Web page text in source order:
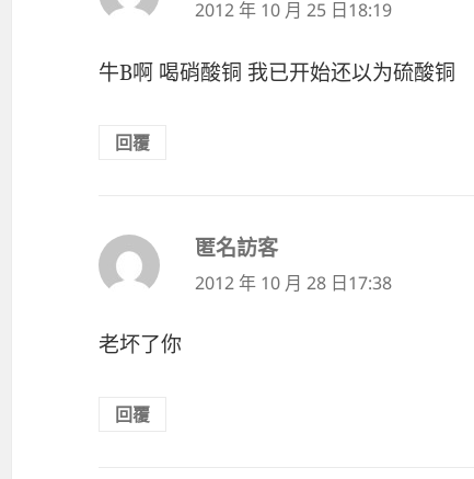
示:
2012 年 10 月 25 日18:19
牛B啊 喝硝酸铜 我已开始还以为硫酸铜
回覆
匿名訪客表
示:
2012 年 10 月 28 日17:38
老坏了你
回覆